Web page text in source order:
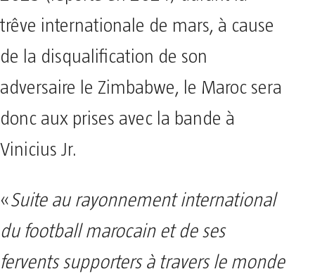
trêve internationale de mars, à cause
de la disqualification de son
adversaire le Zimbabwe, le Maroc sera
donc aux prises avec la bande à
Vinicius Jr.
«Suite au rayonnement international
du football marocain et de ses
fervents supporters à travers le monde